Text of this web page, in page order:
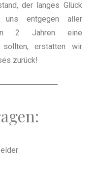
der langes Glück
entgegen aller
2 Jahren eine
sollten, erstatten wir
zurück!